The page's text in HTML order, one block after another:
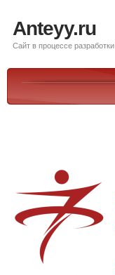
Anteyy.ru
Сайт в процессе разработки